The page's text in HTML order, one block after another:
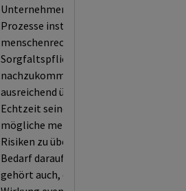
Unternehmen keine ausreichenden
Prozesse installiert hat, um seinen
menschenrechtlichen
Sorgfaltspflichten
nachzukommen. Es verfügt nicht
ausreichend über Systeme, um in
Echtzeit seine Aktivitäten auf
mögliche menschenrechtliche
Risiken zu überprüfen und bei
Bedarf darauf zu reagieren. Dazu
gehört auch, die Effektivität und